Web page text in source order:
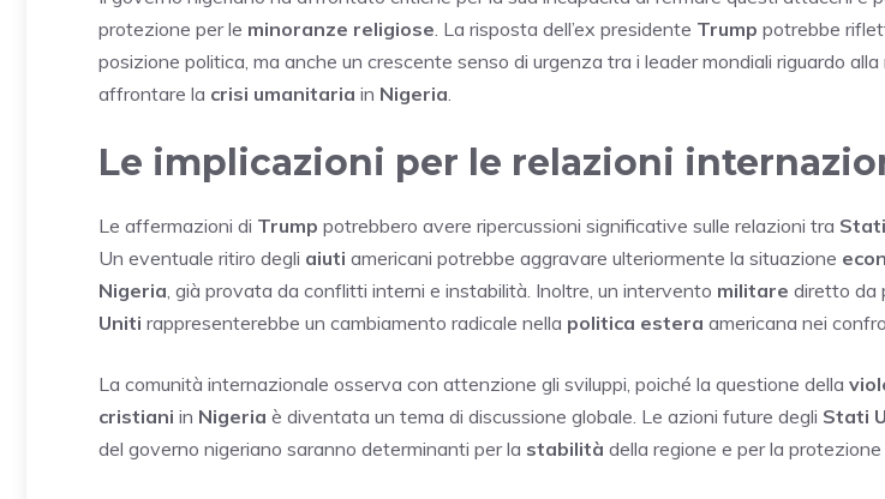
protezione per le minoranze religiose. La risposta dell’ex presidente Trump potrebbe
posizione politica, ma anche un crescente senso di urgenza tra i leader mondiali riguardo
affrontare la crisi umanitaria in Nigeria.
Le implicazioni per le relazioni
Le affermazioni di Trump potrebbero avere ripercussioni significative sulle relazioni tra
Un eventuale ritiro degli aiuti americani potrebbe aggravare ulteriormente la situazione
Nigeria, già provata da conflitti interni e instabilità. Inoltre, un intervento militare diretto da
Uniti rappresenterebbe un cambiamento radicale nella politica estera americana nei
La comunità internazionale osserva con attenzione gli sviluppi, poiché la questione della
cristiani in Nigeria è diventata un tema di discussione globale. Le azioni future degli Stati
del governo nigeriano saranno determinanti per la stabilità della regione e per la protezione